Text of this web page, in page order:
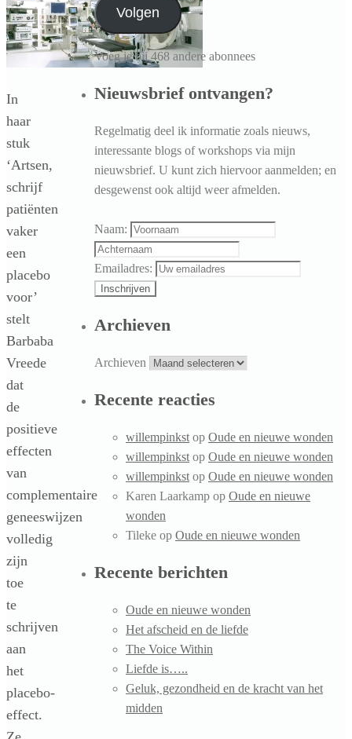
In
haar
stuk
‘Artsen,
schrijf
patiënten
vaker
een
placebo
voor’
stelt
Barbaba
Vreede
dat
de
positieve
effecten
van
complementaire
geneeswijzen
volledig
zijn
toe
te
schrijven
aan
het
placebo-
effect.
Volgen
Voeg je bij 468 andere abonnees
Nieuwsbrief ontvangen?
Regelmatig deel ik informatie zoals nieuws,
interessante blogs of workshops via mijn
nieuwsbrief. U kunt zich hiervoor aanmelden; en
desgewenst ook altijd weer afmelden.
Naam:
Emailadres:
Archieven
Archieven
Recente reacties
willempinkst op Oude en nieuwe wonden
willempinkst op Oude en nieuwe wonden
willempinkst op Oude en nieuwe wonden
Karen Laarkamp op Oude en nieuwe
wonden
Tileke op Oude en nieuwe wonden
Recente berichten
Oude en nieuwe wonden
Het afscheid en de liefde
The Voice Within
Liefde is…..
Geluk, gezondheid en de kracht van het
midden